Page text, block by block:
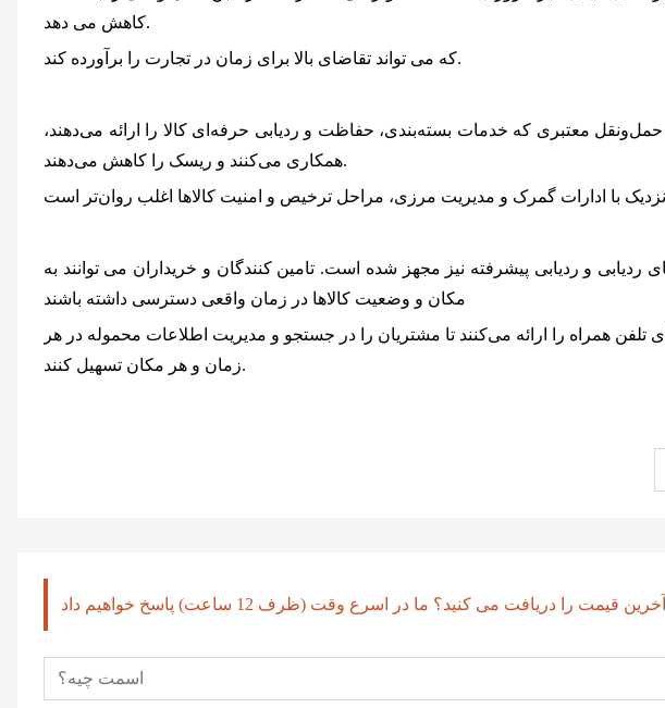
کاهش می دهد.
که می تواند تقاضای بالا برای زمان در تجارت را برآورده کند.
معتبری که خدمات بسته‌بندی، حفاظت و ردیابی حرفه‌ای کالا را ارائه می‌دهند،
همکاری می‌کنند و ریسک را کاهش می‌دهند.
ردیابی و ردیابی پیشرفته نیز مجهز شده است. تامین کنندگان و خریداران می توانند به
همراه را ارائه می‌کنند تا مشتریان را در جستجو و مدیریت اطلاعات محموله در هر
زمان و هر مکان تسهیل کنند.
آخرین قیمت را دریافت می کنید؟ ما در اسرع وقت (ظرف 12 ساعت) پاسخ خواهیم داد